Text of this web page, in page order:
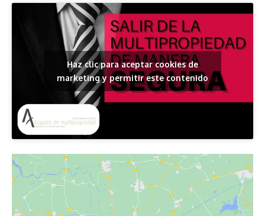
Haz clic para aceptar cookies de
marketing y permitir este contenido